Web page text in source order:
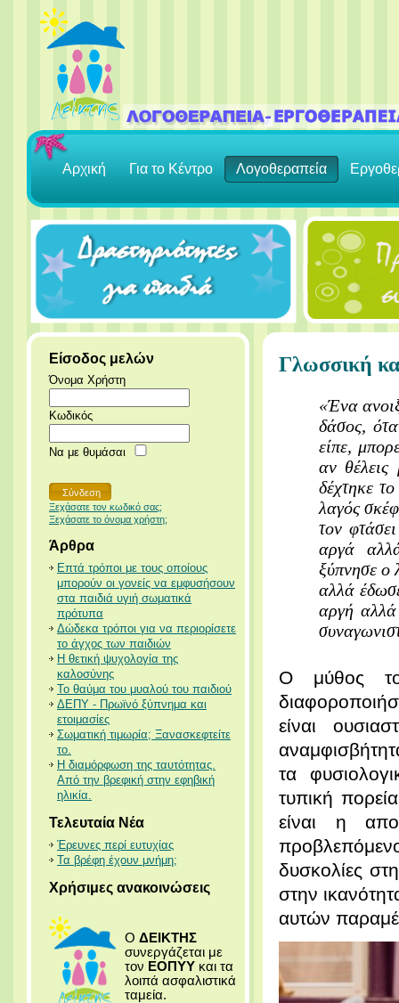
Αρχική Για το Κέντρο Λογοθεραπεία
Είσοδος μελών
Όνομα Χρήστη
Κωδικός
Να με θυμάσαι
Ξεχάσατε τον κωδικό σας;
Ξεχάσατε το όνομα χρήστη;
Άρθρα
Επτά τρόποι με τους οποίους
μπορούν οι γονείς να εμφυσήσουν
στα παιδιά υγιή σωματικά
πρότυπα
Δώδεκα τρόποι για να περιορίσετε
το άγχος των παιδιών
Η θετική ψυχολογία της
καλοσύνης
Το θαύμα του μυαλού του παιδιού
ΔΕΠΥ - Πρωϊνό ξύπνημα και
ετοιμασίες
Σωματική τιμωρία; Ξανασκεφτείτε
το.
Η διαμόρφωση της ταυτότητας.
Από την βρεφική στην εφηβική
ηλικία.
Τελευταία Νέα
Έρευνες περί ευτυχίας
Τα βρέφη έχουν μνήμη;
Χρήσιμες ανακοινώσεις
Ο ΔΕΙΚΤΗΣ
συνεργάζεται με
τον ΕΟΠΥΥ και τα
λοιπά ασφαλιστικά
ταμεία.
Γλωσσική
«Ένα
δάσος,
είπε,
αν
δέχτηκε
λαγός
τον
αργά
ξύπνησε ο
αλλά
αργή
Ο μύθος
είναι
τα
τυπική
είναι η
δυσκολίες
στην
αυτών